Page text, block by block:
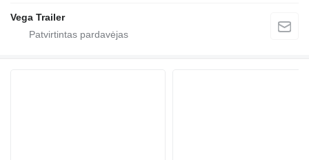
Vega Trailer